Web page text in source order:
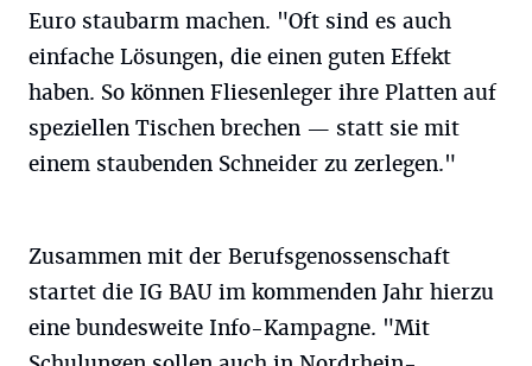
Euro staubarm machen. "Oft sind es auch
einfache Lösungen, die einen guten Effekt
haben. So können Fliesenleger ihre Platten auf
speziellen Tischen brechen — statt sie mit
einem staubenden Schneider zu zerlegen."
Zusammen mit der Berufsgenossenschaft
startet die IG BAU im kommenden Jahr hierzu
eine bundesweite Info-Kampagne. "Mit